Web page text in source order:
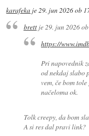
karafeka je29. jun 2026 ob
brettje29. jun 2026
https://
Pri napovednik
od nekdaj slabo
vem, če bom
načeloma ok.
Tolk creepy, da bom
A si res dal pravi link?